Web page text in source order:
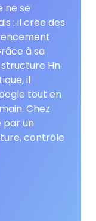
ne se
: il crée des
à sa
structure Hn
il
tout en
Chez
par un
contrôle